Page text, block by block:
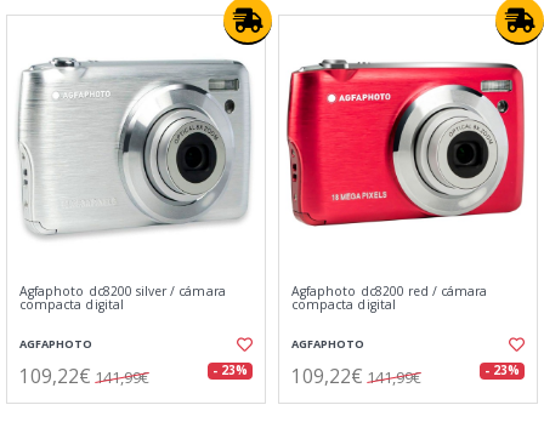
Agfaphoto dc8200 silver / cámara
compacta digital
AGFAPHOTO
109,22€ 141,99€ - 23%
Agfaphoto dc8200 red / cámara
compacta digital
AGFAPHOTO
109,22€ 141,99€ - 23%